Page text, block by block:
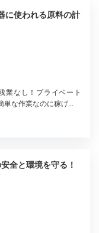
に使われる原料の計
！プライベート
な作業なのに稼げ...
全と環境を守る！